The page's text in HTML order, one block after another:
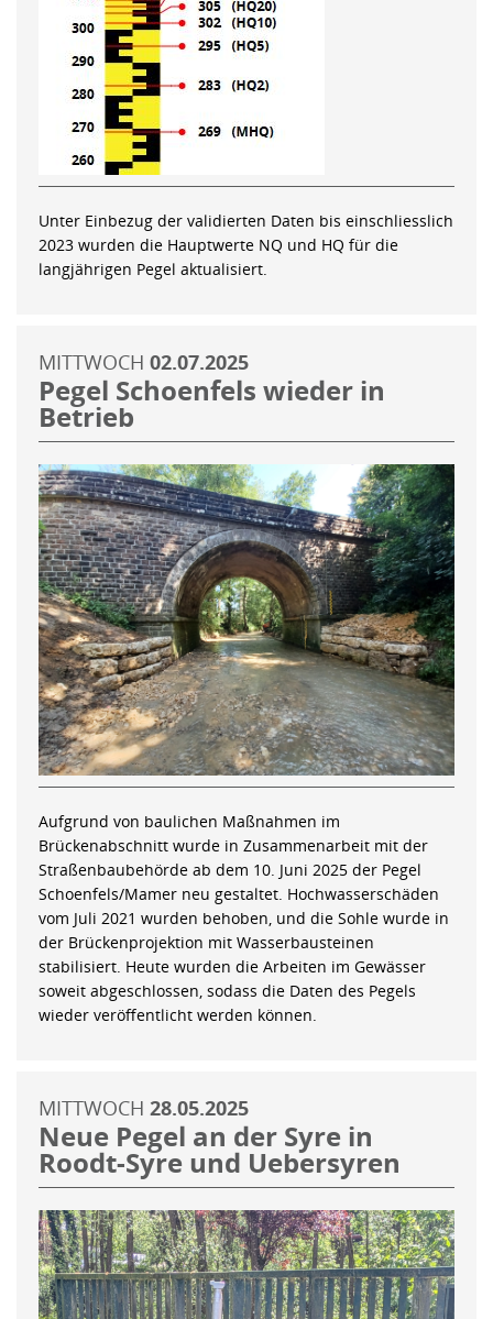
Unter Einbezug der validierten Daten bis einschliesslich
2023 wurden die Hauptwerte NQ und HQ für die
langjährigen Pegel aktualisiert.
MITTWOCH 02.07.2025
Pegel Schoenfels wieder in
Betrieb
Aufgrund von baulichen Maßnahmen im
Brückenabschnitt wurde in Zusammenarbeit mit der
Straßenbaubehörde ab dem 10. Juni 2025 der Pegel
Schoenfels/Mamer neu gestaltet. Hochwasserschäden
vom Juli 2021 wurden behoben, und die Sohle wurde in
der Brückenprojektion mit Wasserbausteinen
stabilisiert. Heute wurden die Arbeiten im Gewässer
soweit abgeschlossen, sodass die Daten des Pegels
wieder veröffentlicht werden können.
MITTWOCH 28.05.2025
Neue Pegel an der Syre in
Roodt-Syre und Uebersyren